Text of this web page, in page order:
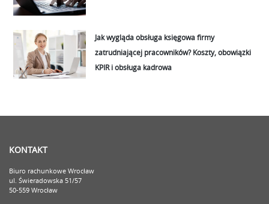
Jak wygląda obsługa księgowa firmy
zatrudniającej pracowników? Koszty, obowiązki
KPIR i obsługa kadrowa
KONTAKT
Biuro rachunkowe Wrocław
ul. Świeradowska 51/57
50-559 Wrocław